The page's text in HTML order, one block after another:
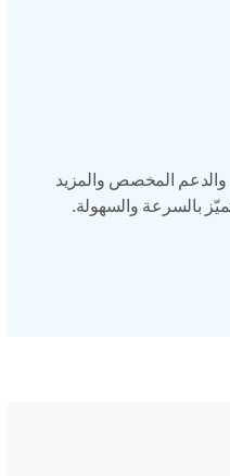
المخصص والمزيد
بالسرعة والسهولة.